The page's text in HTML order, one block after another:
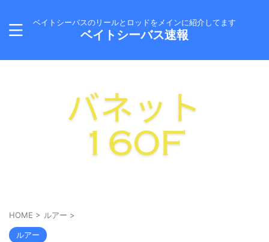
ベイトシーバスのリールとロッドをメインに紹介してます
ベイトシーバス速報
HOME > ルアー >
ルアー